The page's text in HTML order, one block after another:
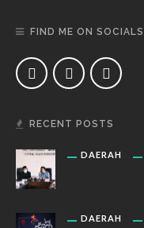
FIND ME ON SOCIALS
RECENT POSTS
DAERAH
DAERAH